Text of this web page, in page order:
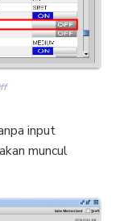
input
muncul